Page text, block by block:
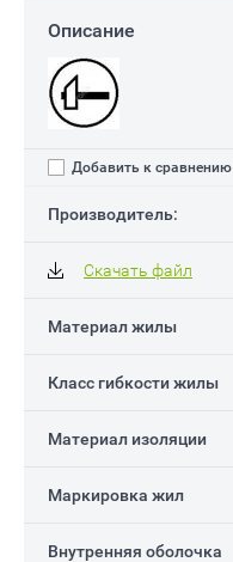
Описание
Добавить к сравнению
Производитель:
Скачать файл
Материал жилы
Класс гибкости жилы
Материал изоляции
Маркировка жил
Внутренняя оболочка